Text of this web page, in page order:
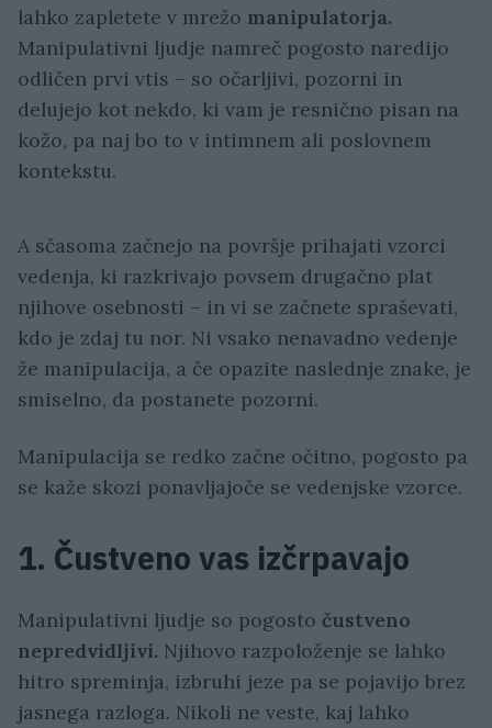
lahko zapletete v mrežo manipulatorja.
Manipulativni ljudje namreč pogosto naredijo
odličen prvi vtis – so očarljivi, pozorni in
delujejo kot nekdo, ki vam je resnično pisan na
kožo, pa naj bo to v intimnem ali poslovnem
kontekstu.
A sčasoma začnejo na površje prihajati vzorci
vedenja, ki razkrivajo povsem drugačno plat
njihove osebnosti – in vi se začnete spraševati,
kdo je zdaj tu nor. Ni vsako nenavadno vedenje
že manipulacija, a če opazite naslednje znake, je
smiselno, da postanete pozorni.
Manipulacija se redko začne očitno, pogosto pa
se kaže skozi ponavljajoče se vedenjske vzorce.
1. Čustveno vas izčrpavajo
Manipulativni ljudje so pogosto čustveno
nepredvidljivi. Njihovo razpoloženje se lahko
hitro spreminja, izbruhi jeze pa se pojavijo brez
jasnega razloga. Nikoli ne veste, kaj lahko